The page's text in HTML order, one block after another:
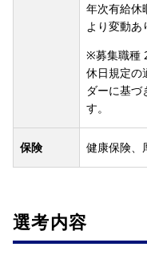
年次有給休
より変動あ
※募集職種
休日規定の
ダーに基づ
す。
保険 健康保険、
選考内容